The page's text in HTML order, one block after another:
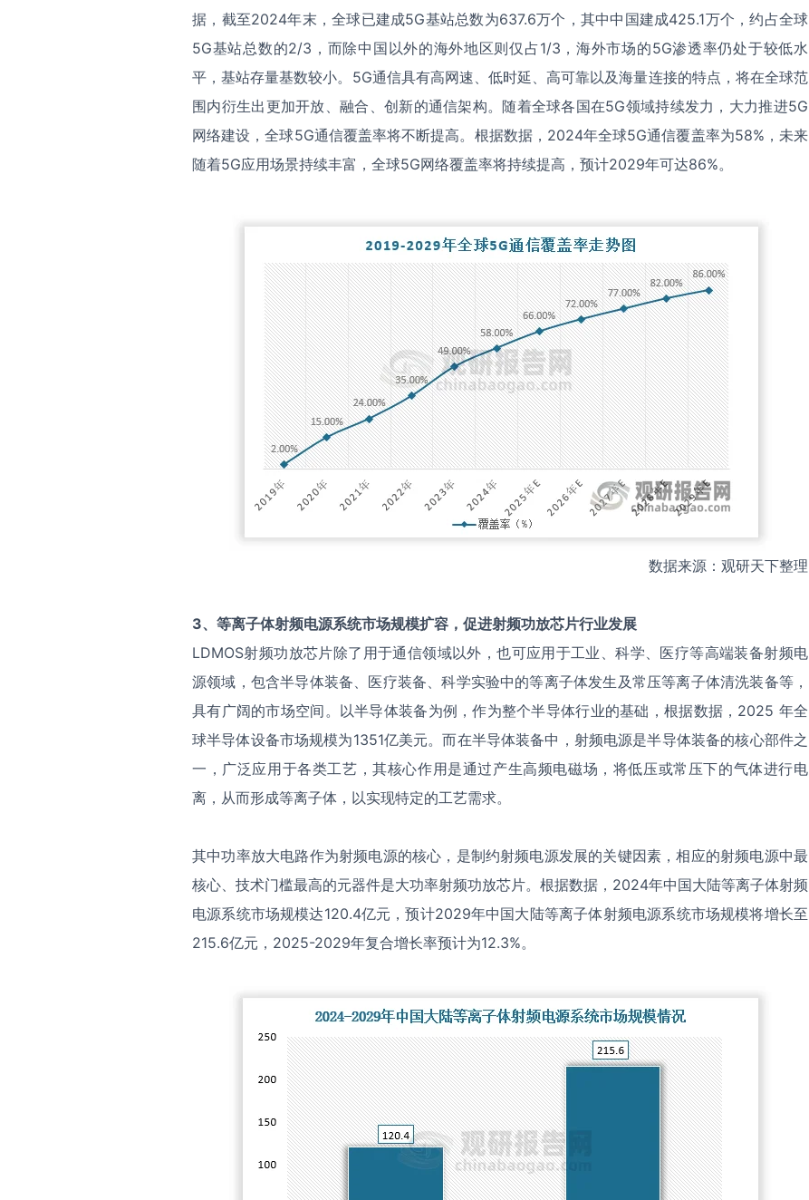
据，截至2024年末，全球已建成5G基站总数为637.6万个，其中中国建成425.1万个，约占全球
5G基站总数的2/3，而除中国以外的海外地区则仅占1/3，海外市场的5G渗透率仍处于较低水
平，基站存量基数较小。5G通信具有高网速、低时延、高可靠以及海量连接的特点，将在全球范
围内衍生出更加开放、融合、创新的通信架构。随着全球各国在5G领域持续发力，大力推进5G
网络建设，全球5G通信覆盖率将不断提高。根据数据，2024年全球5G通信覆盖率为58%，未来
随着5G应用场景持续丰富，全球5G网络覆盖率将持续提高，预计2029年可达86%。
数据来源：观研天下整理
3、 等离子体射频电源系统市场规模扩容，促进射频功放芯片行业发展
LDMOS射频功放芯片除了用于通信领域以外，也可应用于工业、科学、医疗等高端装备射频电
源领域，包含半导体装备、医疗装备、科学实验中的等离子体发生及常压等离子体清洗装备等，
具有广阔的市场空间。以半导体装备为例，作为整个半导体行业的基础，根据数据，2025 年全
球半导体设备市场规模为1351亿美元。而在半导体装备中，射频电源是半导体装备的核心部件之
一，广泛应用于各类工艺，其核心作用是通过产生高频电磁场，将低压或常压下的气体进行电
离，从而形成等离子体，以实现特定的工艺需求。
其中功率放大电路作为射频电源的核心，是制约射频电源发展的关键因素，相应的射频电源中最
核心、技术门槛最高的元器件是大功率射频功放芯片。根据数据，2024年中国大陆等离子体射频
电源系统市场规模达120.4亿元，预计2029年中国大陆等离子体射频电源系统市场规模将增长至
215.6亿元，2025-2029年复合增长率预计为12.3%。